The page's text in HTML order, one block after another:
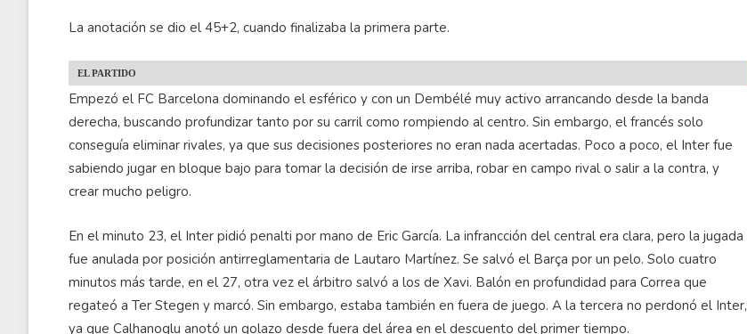
La anotación se dio el 45+2, cuando finalizaba la primera parte.
EL PARTIDO
Empezó el FC Barcelona dominando el esférico y con un Dembélé muy activo arrancando desde la banda
derecha, buscando profundizar tanto por su carril como rompiendo al centro. Sin embargo, el francés solo
conseguía eliminar rivales, ya que sus decisiones posteriores no eran nada acertadas. Poco a poco, el Inter fue
sabiendo jugar en bloque bajo para tomar la decisión de irse arriba, robar en campo rival o salir a la contra, y
crear mucho peligro.
En el minuto 23, el Inter pidió penalti por mano de Eric García. La infrancción del central era clara, pero la jugada
fue anulada por posición antirreglamentaria de Lautaro Martínez. Se salvó el Barça por un pelo. Solo cuatro
minutos más tarde, en el 27, otra vez el árbitro salvó a los de Xavi. Balón en profundidad para Correa que
regateó a Ter Stegen y marcó. Sin embargo, estaba también en fuera de juego. A la tercera no perdonó el Inter,
ya que Calhanoglu anotó un golazo desde fuera del área en el descuento del primer tiempo.